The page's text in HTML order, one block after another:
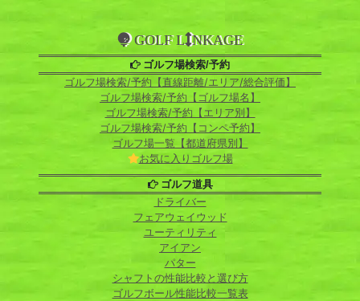
GOLF L NKAGE
ゴルフ場検索/予約
ゴルフ場検索/予約【直線距離/エリア/総合評価】
ゴルフ場検索/予約【ゴルフ場名】
ゴルフ場検索/予約【エリア別】
ゴルフ場検索/予約【コンペ予約】
ゴルフ場一覧【都道府県別】
お気に入りゴルフ場
ゴルフ道具
ドライバー
フェアウェイウッド
ユーティリティ
アイアン
パター
シャフトの性能比較と選び方
ゴルフボール性能比較一覧表